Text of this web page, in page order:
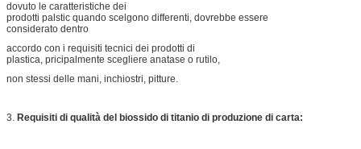
dovuto le caratteristiche dei
prodotti palstic quando scelgono differenti, dovrebbe essere
considerato dentro
accordo con i requisiti tecnici dei prodotti di
plastica, pricipalmente scegliere anatase o rutilo,
non stessi delle mani, inchiostri, pitture.
3. Requisiti di qualità del biossido di titanio di produzione di carta: